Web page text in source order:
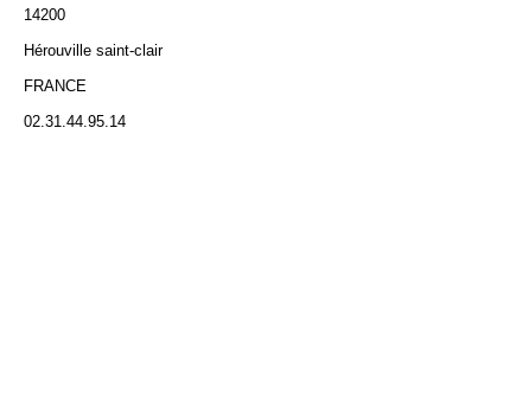
14200
Hérouville saint-clair
FRANCE
02.31.44.95.14